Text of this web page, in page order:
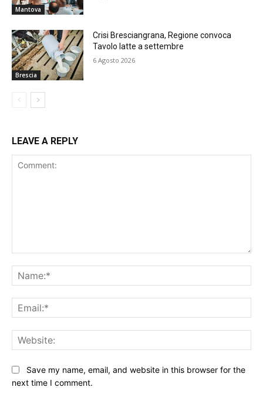
Mantova
Brescia
Crisi Bresciangrana, Regione convoca
Tavolo latte a settembre
6 Agosto 2026
LEAVE A REPLY
Save my name, email, and website in this browser for the
next time I comment.